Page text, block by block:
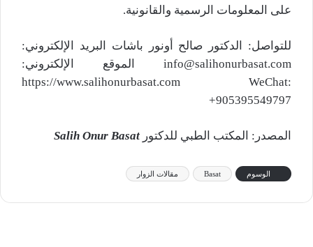
على المعلومات الرسمية والقانونية.
للتواصل: الدكتور صالح أونور باشات البريد الإلكتروني:
info@salihonurbasat.com الموقع الإلكتروني:
https://www.salihonurbasat.com WeChat:
+905395549797
المصدر: المكتب الطبي للدكتور Salih Onur Basat
الوسوم Basat مقالات الزوار